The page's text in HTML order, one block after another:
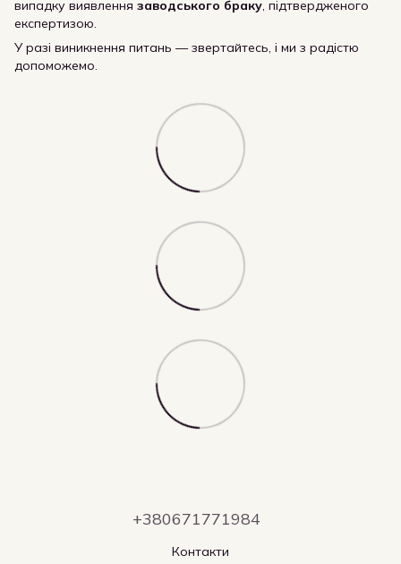
випадку виявлення заводського браку, підтвердженого
експертизою.
У разі виникнення питань — звертайтесь, і ми з радістю
допоможемо.
+380671771984
Контакти